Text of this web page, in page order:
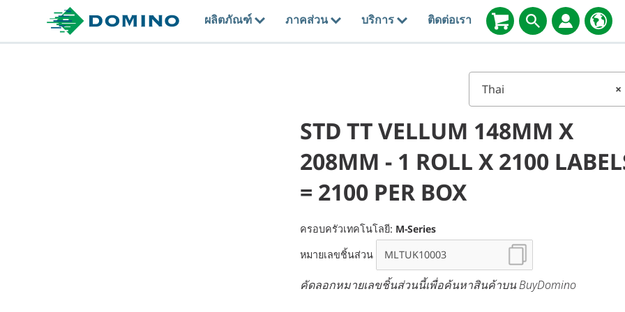
ผลิตภัณฑ์ ภาคส่วน บริการ ติดต่อเรา
×
Thai
STD TT VELLUM 148MM X
208MM - 1 ROLL X 2100
= 2100 PER BOX
ครอบครัวเทคโนโลยี: M-Series
หมายเลขชิ้นส่วน
คัดลอกหมายเลขชิ้นส่วนนี้เพื่อค้นหาสินค้าบน BuyDomino